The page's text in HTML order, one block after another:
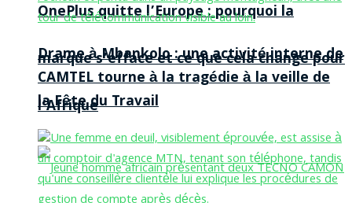
OnePlus quitte l’Europe : pourquoi la
marque s’efface et ce que cela change pour
l’Afrique
Drame à Mbankolo : une activité interne de
CAMTEL tourne à la tragédie à la veille de
la Fête du Travail